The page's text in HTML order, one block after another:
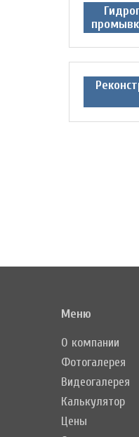
Меню
О компании
Фотогалерея
Видеогалерея
Калькулятор
Цены